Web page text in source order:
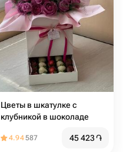
Цветы в шкатулке с
клубникой в шоколаде
4.94587 45 423֏